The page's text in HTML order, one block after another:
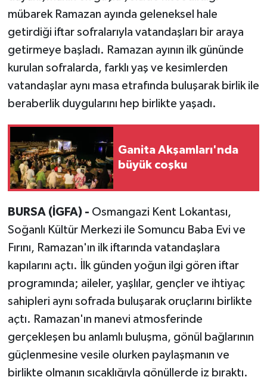
mübarek Ramazan ayında geleneksel hale
getirdiği iftar sofralarıyla vatandaşları bir araya
getirmeye başladı. Ramazan ayının ilk gününde
kurulan sofralarda, farklı yaş ve kesimlerden
vatandaşlar aynı masa etrafında buluşarak birlik ile
beraberlik duygularını hep birlikte yaşadı.
Ganita Akşamları'nda
büyük coşku
BURSA (İGFA) - Osmangazi Kent Lokantası,
Soğanlı Kültür Merkezi ile Somuncu Baba Evi ve
Fırını, Ramazan'ın ilk iftarında vatandaşlara
kapılarını açtı. İlk günden yoğun ilgi gören iftar
programında; aileler, yaşlılar, gençler ve ihtiyaç
sahipleri aynı sofrada buluşarak oruçlarını birlikte
açtı. Ramazan'ın manevi atmosferinde
gerçekleşen bu anlamlı buluşma, gönül bağlarının
güçlenmesine vesile olurken paylaşmanın ve
birlikte olmanın sıcaklığıyla gönüllerde iz bıraktı.